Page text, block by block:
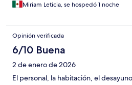
Miriam Leticia, se hospedó 1 noche
Opinión verificada
6/10 Buena
2 de enero de 2026
El personal, la habitación, el desayuno